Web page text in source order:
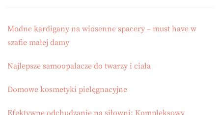
Modne kardigany na wiosenne spacery – must have w
szafie małej damy
Najlepsze samoopalacze do twarzy i ciała
Domowe kosmetyki pielęgnacyjne
Efektywne odchudzanie na siłowni: Kompleksowy